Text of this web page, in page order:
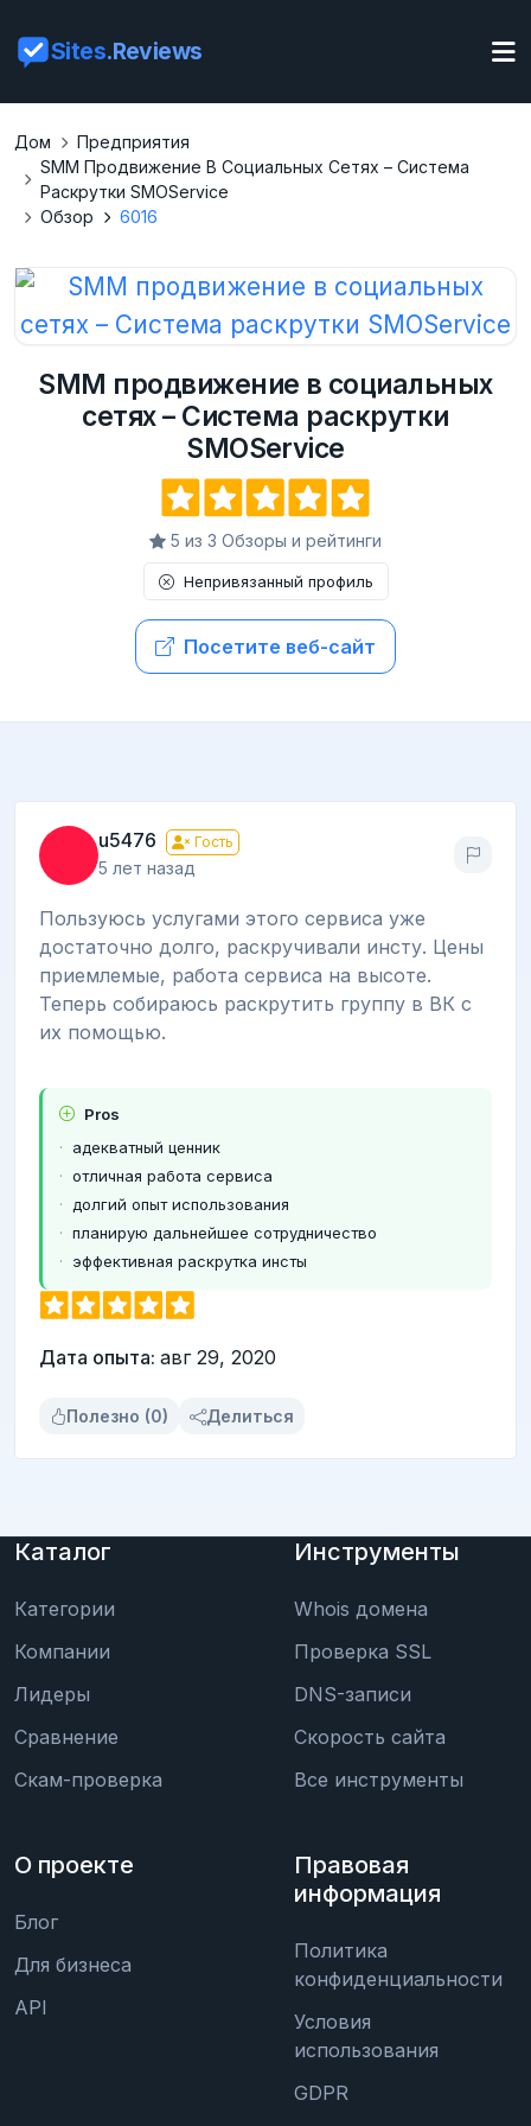
Sites.Reviews
Дом
Предприятия
SMM Продвижение В Социальных Сетях – Система
Раскрутки SMOService
Обзор
6016
SMM продвижение в социальных
сетях – Система раскрутки
SMOService
5 из 3 Обзоры и рейтинги
Непривязанный профиль
Посетите веб-сайт
u5476 Гость
5 лет назад
Пользуюсь услугами этого сервиса уже
достаточно долго, раскручивали инсту. Цены
приемлемые, работа сервиса на высоте.
Теперь собираюсь раскрутить группу в ВК с
их помощью.
Pros
адекватный ценник
отличная работа сервиса
долгий опыт использования
планирую дальнейшее сотрудничество
эффективная раскрутка инсты
Дата опыта: авг 29, 2020
Полезно (0) Делиться
Каталог
Категории
Компании
Лидеры
Сравнение
Скам-проверка
Инструменты
Whois домена
Проверка SSL
DNS-записи
Скорость сайта
Все инструменты
О проекте
Блог
Для бизнеса
API
Правовая
информация
Политика
конфиденциальности
Условия
использования
GDPR